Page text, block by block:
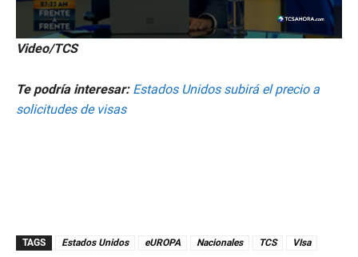
Video/TCS
Te podría interesar: Estados Unidos subirá el precio a
solicitudes de visas
TAGS Estados Unidos eUROPA Nacionales TCS VIsa